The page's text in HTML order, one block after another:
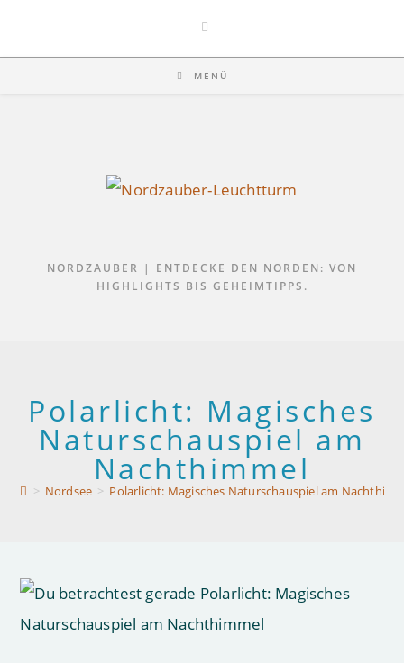
springen
MENÜ
NORDZAUBER | ENTDECKE DEN NORDEN: VON
HIGHLIGHTS BIS GEHEIMTIPPS.
Polarlicht: Magisches
Naturschauspiel am
Nachthimmel
> Nordsee > Polarlicht: Magisches Naturschauspiel am